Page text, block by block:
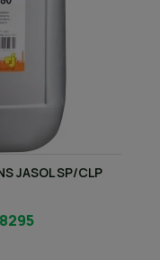
JASOL SP/CLP